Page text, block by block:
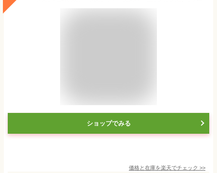
ショップでみる
価格と在庫を楽天でチェック >>